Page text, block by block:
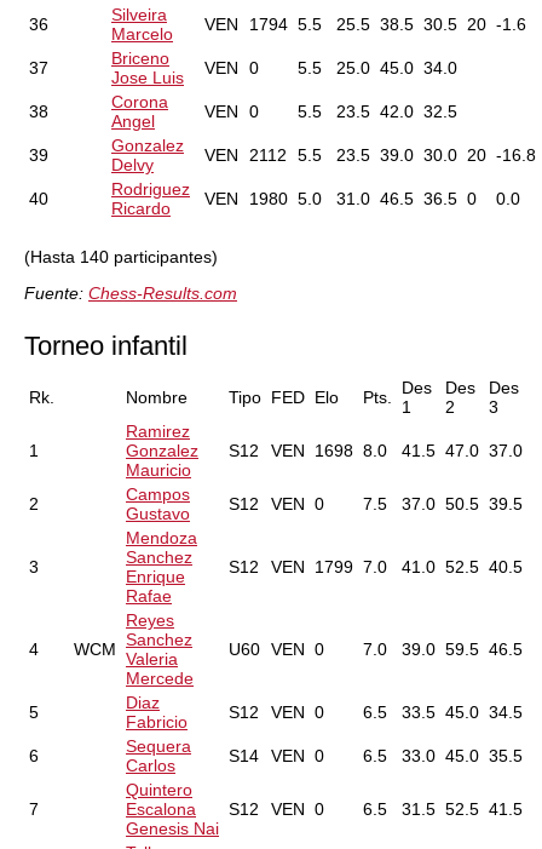
36
Silveira
Marcelo
VEN 1794 5.5 25.5 38.5 30.5 20 -1.6
37
Briceno
Jose Luis
VEN 0 5.5 25.0 45.0 34.0
38
Corona
Angel
VEN 0 5.5 23.5 42.0 32.5
39
Gonzalez
Delvy
VEN 2112 5.5 23.5 39.0 30.0 20 -16.8
40
Rodriguez
Ricardo
VEN 1980 5.0 31.0 46.5 36.5 0 0.0
(Hasta 140 participantes)
Fuente: Chess-Results.com
Torneo infantil
Rk. Nombre Tipo FED Elo Pts.
Des
1
Des
2
Des
3
1
Ramirez
Gonzalez
Mauricio
S12 VEN 1698 8.0 41.5 47.0 37.0
2
Campos
Gustavo
S12 VEN 0 7.5 37.0 50.5 39.5
3
Mendoza
Sanchez
Enrique
Rafae
S12 VEN 1799 7.0 41.0 52.5 40.5
4 WCM
Reyes
Sanchez
Valeria
Mercede
U60 VEN 0 7.0 39.0 59.5 46.5
5
Diaz
Fabricio
S12 VEN 0 6.5 33.5 45.0 34.5
6
Sequera
Carlos
S14 VEN 0 6.5 33.0 45.0 35.5
7
Quintero
Escalona
Genesis Nai
S12 VEN 0 6.5 31.5 52.5 41.5